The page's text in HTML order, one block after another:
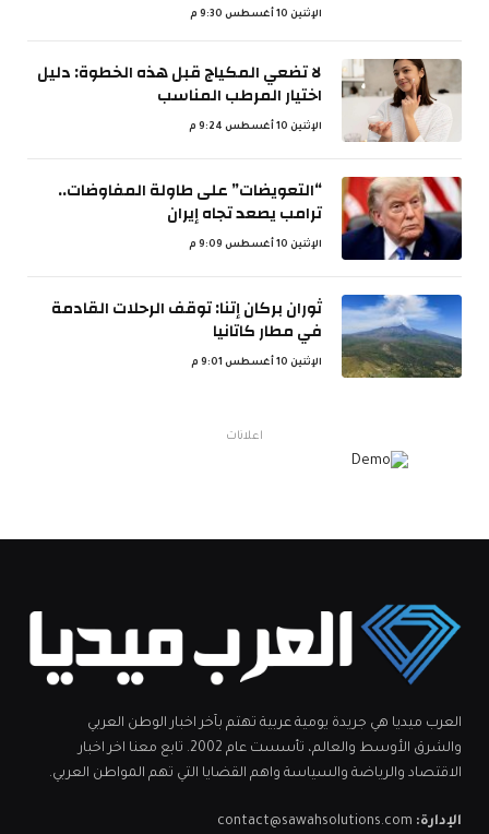
الإثنين 10 أغسطس 9:30 م
لا تضعي المكياج قبل هذه الخطوة: دليل
اختيار المرطب المناسب
الإثنين 10 أغسطس 9:24 م
“التعويضات” على طاولة المفاوضات..
ترامب يصعد تجاه إيران
الإثنين 10 أغسطس 9:09 م
ثوران بركان إتنا: توقف الرحلات القادمة
في مطار كاتانيا
الإثنين 10 أغسطس 9:01 م
اعلانات
العرب ميديا هي جريدة يومية عربية تهتم بآخر اخبار الوطن العربي
والشرق الأوسط والعالم، تأسست عام 2002. تابع معنا اخر اخبار
الاقتصاد والرياضة والسياسة واهم القضايا التي تهم المواطن العربي.
الإدارة: contact@sawahsolutions.com